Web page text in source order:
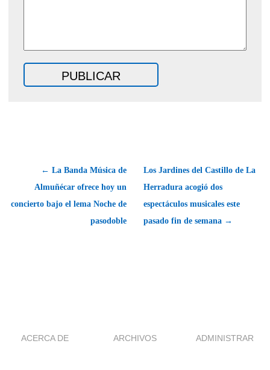
← La Banda Música de
Almuñécar ofrece hoy un
concierto bajo el lema Noche de
pasodoble
Los Jardines del Castillo de La
Herradura acogió dos
espectáculos musicales este
pasado fin de semana →
ACERCA DE ARCHIVOS ADMINISTRAR